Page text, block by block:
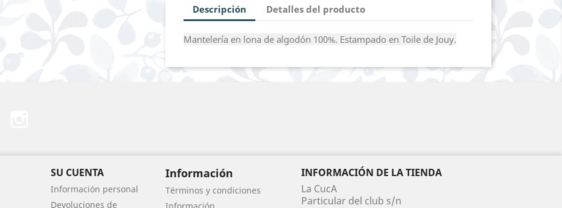
Descripción Detalles del producto
Mantelería en lona de algodón 100%. Estampado en Toile de Jouy.
SU CUENTA
Información personal
Devoluciones de
Información
Términos y condiciones
INFORMACIÓN DE LA TIENDA
La CucA
Particular del club s/n